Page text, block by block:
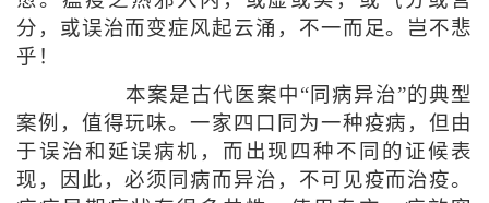
分，或误治而变症风起云涌，不一而足。岂不悲
乎！
本案是古代医案中“同病异治”的典型
案例，值得玩味。一家四口同为一种疫病，但由
于误治和延误病机，而出现四种不同的证候表
现，因此，必须同病而异治，不可见疫而治疫。